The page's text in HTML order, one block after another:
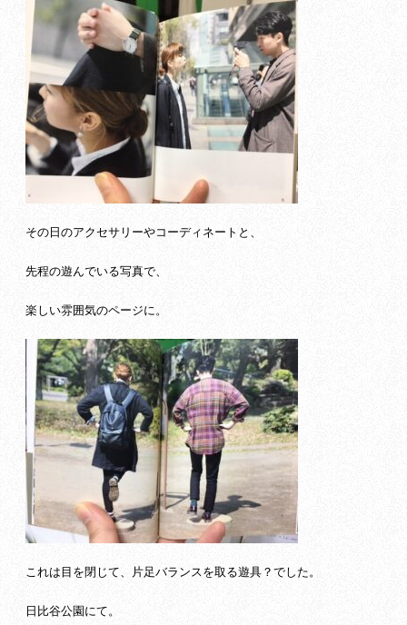
その日のアクセサリーやコーディネートと、
先程の遊んでいる写真で、
楽しい雰囲気のページに。
これは目を閉じて、片足バランスを取る遊具？でした。
日比谷公園にて。